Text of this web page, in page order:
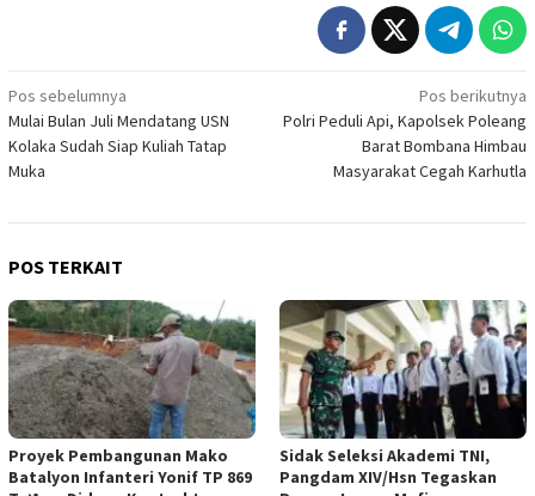
Navigasi
pos
Pos sebelumnya
Mulai Bulan Juli Mendatang USN
Kolaka Sudah Siap Kuliah Tatap
Muka
Pos berikutnya
Polri Peduli Api, Kapolsek Poleang
Barat Bombana Himbau
Masyarakat Cegah Karhutla
POS TERKAIT
Proyek Pembangunan Mako
Batalyon Infanteri Yonif TP 869
Sidak Seleksi Akademi TNI,
Pangdam XIV/Hsn Tegaskan